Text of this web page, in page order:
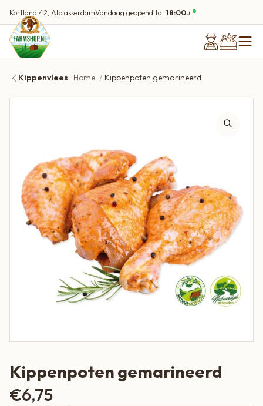
Kortland 42, AlblasserdamVandaag geopend tot18:00u
Kippenvlees Home Kippenpoten gemarineerd
Kippenpoten gemarineerd
€6,75